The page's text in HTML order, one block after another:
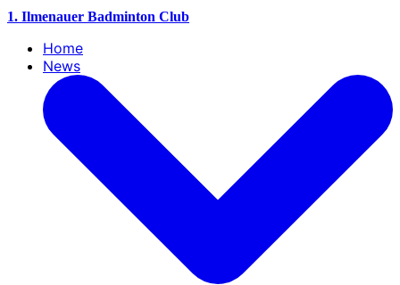
1. Ilmenauer Badminton Club
Home
News